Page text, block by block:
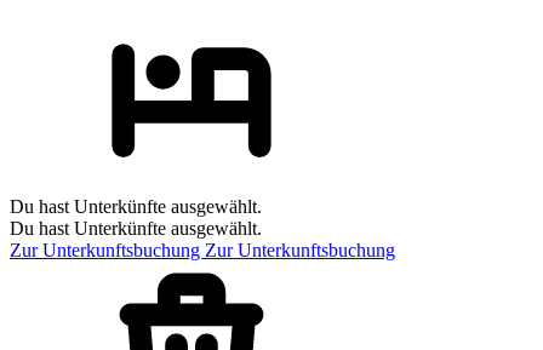
Du hast Unterkünfte ausgewählt.
Du hast Unterkünfte ausgewählt.
Zur Unterkunftsbuchung Zur Unterkunftsbuchung